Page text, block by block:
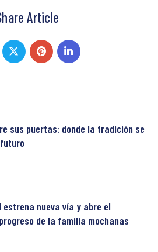
Article
sus puertas: donde la tradición se
estrena nueva vía y abre el
de la familia mochanas